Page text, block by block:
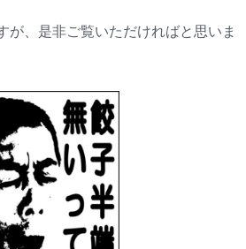
が、是非ご覧いただければと思いま